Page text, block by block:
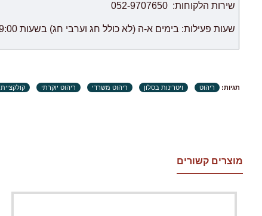
שירות הלקוחות: 052-9707650
שעות פעילות: בימים א-ה (לא כולל חג וערבי חג) בשעות 09:00 – 18:00.
תגיות: ריהוט ויטרינות בסלון ריהוט משרדי ריהוט יוקרתי קולקציית BARI
מוצרים קשורים